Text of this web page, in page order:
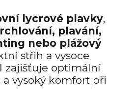
lycrové plavky,
plavání,
nebo plážový
střih a vysoce
zajišťuje optimální
vysoký komfort při